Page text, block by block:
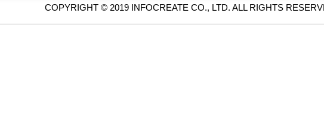
COPYRIGHT © 2019 INFOCREATE CO., LTD. ALL RIGHTS